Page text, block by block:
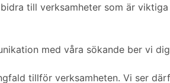
till verksamheter som är
med våra sökande ber vi
tillför verksamheten. Vi ser